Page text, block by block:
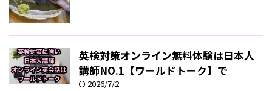
英検対策オンライン無料体験は日本人
講師NO.1【ワールドトーク】で
2026/7/2